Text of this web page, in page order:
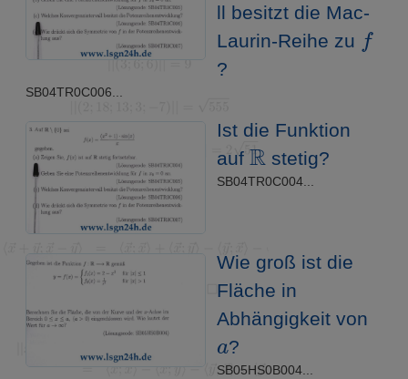
ll besitzt die Mac-
Laurin-Reihe zu
f
?
SB04TR0C006...
Ist die Funktion
auf
R
stetig?
SB04TR0C004...
Wie groß ist die
Fläche in
Abhängigkeit von
a
?
SB05HS0B004...